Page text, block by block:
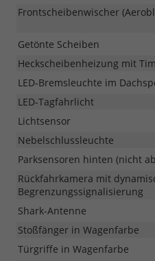
Frontscheibenwischer
Getönte Scheiben
Heckscheibenheizung mit
LED-Bremsleuchte im
LED-Tagfahrlicht
Lichtsensor
Nebelschlussleuchte
Parksensoren hinten (nicht
Rückfahrkamera mit
Begrenzungssignalisierung
Shark-Antenne
Stoßfänger in Wagenfarbe
Türgriffe in Wagenfarbe